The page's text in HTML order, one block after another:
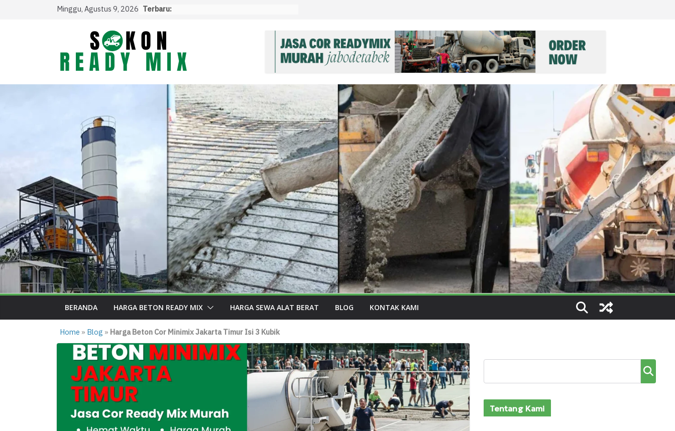
Minggu, Agustus 9, 2026 Terbaru:
BERANDA HARGA BETON READY MIX HARGA SEWA ALAT BERAT BLOG KONTAK KAMI
Home » Blog » Harga Beton Cor Minimix Jakarta Timur Isi 3 Kubik
Cari
Tentang Kami